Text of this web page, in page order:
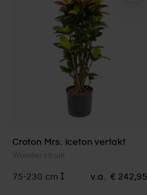
Croton Mrs. Iceton vertakt
Wonderstruik
75-230 cm v.a. € 242,95